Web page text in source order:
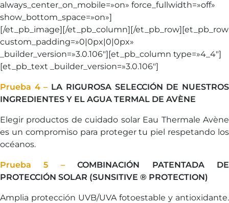
always_center_on_mobile=»on» force_fullwidth=»off»
show_bottom_space=»on»]
[/et_pb_image][/et_pb_column][/et_pb_row][et_pb_row
custom_padding=»0|0px|0|0px»
_builder_version=»3.0.106″][et_pb_column type=»4_4″]
[et_pb_text _builder_version=»3.0.106″]
Prueba 4 – LA RIGUROSA SELECCIÓN DE NUESTROS
INGREDIENTES Y EL AGUA TERMAL DE AVÈNE
Elegir productos de cuidado solar Eau Thermale Avène
es un compromiso para proteger tu piel respetando los
océanos.
Prueba 5 –COMBINACIÓN PATENTADA DE
PROTECCIÓN SOLAR (SUNSITIVE ® PROTECTION)
Amplia protección UVB/UVA fotoestable y antioxidante.